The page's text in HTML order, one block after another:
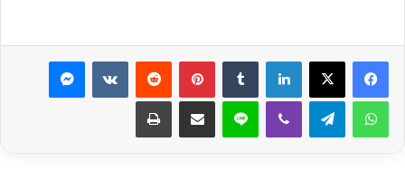
لينكدإن بينتيريست ماسنجر
واتساب تيلقرام ڤايبر لاين مشاركة عبر البريد طباعة